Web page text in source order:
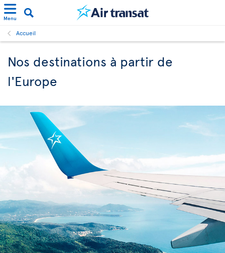
Menu
Accueil
Nos destinations à partir de
l'Europe